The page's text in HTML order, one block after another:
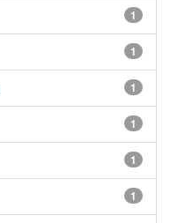
1
1
1
1
1
1